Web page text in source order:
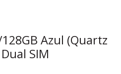
Azul (Quartz
SIM